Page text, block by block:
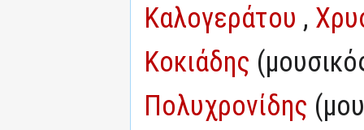
Καλογεράτου ,
Κοκιάδης
Πολυχρονίδης